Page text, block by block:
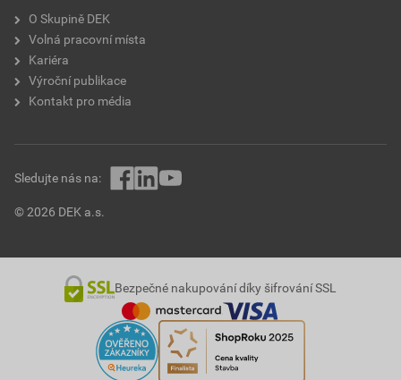
O Skupině DEK
Volná pracovní místa
Kariéra
Výroční publikace
Kontakt pro média
© 2026 DEK a.s.
Sledujte nás na:
Bezpečné nakupování díky šifrování SSL